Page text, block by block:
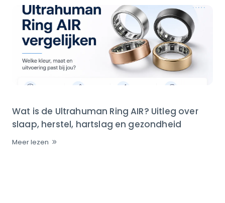
Wat is de Ultrahuman Ring AIR? Uitleg over
slaap, herstel, hartslag en gezondheid
Meer lezen